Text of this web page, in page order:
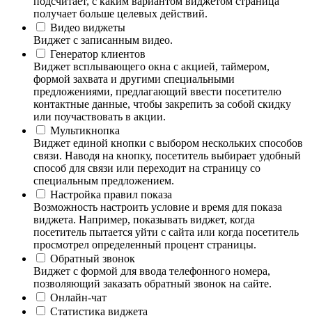
получает больше целевых действий.
Видео виджеты
Виджет с записанным видео.
Генератор клиентов
Виджет всплывающего окна с акцией, таймером,
формой захвата и другими специальными
предложениями, предлагающий ввести посетителю
контактные данные, чтобы закрепить за собой скидку
или поучаствовать в акции.
Мультикнопка
Виджет единой кнопки с выбором нескольких способов
связи. Наводя на кнопку, посетитель выбирает удобный
способ для связи или переходит на страницу со
специальным предложением.
Настройка правил показа
Возможность настроить условие и время для показа
виджета. Например, показывать виджет, когда
посетитель пытается уйти с сайта или когда посетитель
просмотрел определенный процент страницы.
Обратный звонок
Виджет с формой для ввода телефонного номера,
позволяющий заказать обратный звонок на сайте.
Онлайн-чат
Статистика виджета